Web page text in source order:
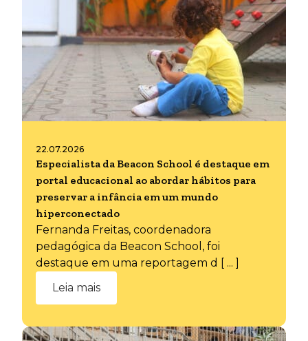
22.07.2026
Especialista da Beacon School é destaque em
portal educacional ao abordar hábitos para
preservar a infância em um mundo
hiperconectado
Fernanda Freitas, coordenadora
pedagógica da Beacon School, foi
destaque em uma reportagem d [ ... ]
Leia mais